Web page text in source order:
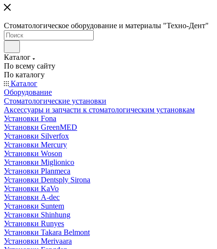
Стоматологическое оборудование и материалы "Техно-Дент"
Каталог
По всему сайту
По каталогу
Каталог
Оборудование
Стоматологические установки
Аксессуары и запчасти к стоматологическим установкам
Установки Fona
Установки GreenMED
Установки Silverfox
Установки Mercury
Установки Woson
Установки Miglionico
Установки Planmeca
Установки Dentsply Sirona
Установки KaVo
Установки A-dec
Установки Suntem
Установки Shinhung
Установки Runyes
Установки Takara Belmont
Установки Merivaara